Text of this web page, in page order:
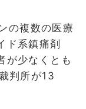
の複数の医療
ド系鎮痛剤
が少なくとも
判所が13